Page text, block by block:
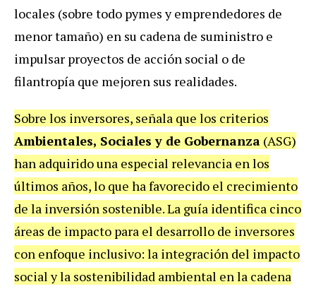
locales (sobre todo pymes y emprendedores de
menor tamaño) en su cadena de suministro e
impulsar proyectos de acción social o de
filantropía que mejoren sus realidades.
Sobre los inversores, señala que los criterios
Ambientales, Sociales y de Gobernanza (ASG)
han adquirido una especial relevancia en los
últimos años, lo que ha favorecido el crecimiento
de la inversión sostenible. La guía identifica cinco
áreas de impacto para el desarrollo de inversores
con enfoque inclusivo: la integración del impacto
social y la sostenibilidad ambiental en la cadena